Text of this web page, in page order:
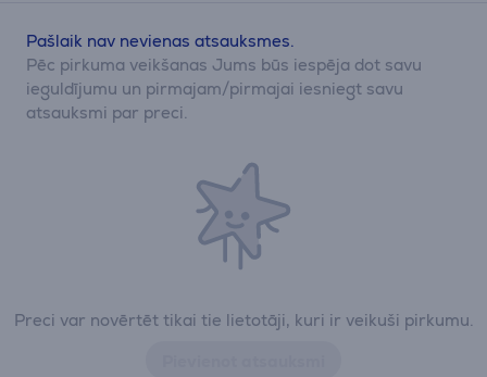
Preci var novērtēt tikai tie lietotāji, kuri ir veikuši pirkumu.
Pašlaik nav nevienas atsauksmes.
Pēc pirkuma veikšanas Jums būs iespēja dot savu
ieguldījumu un pirmajam/pirmajai iesniegt savu
atsauksmi par preci.